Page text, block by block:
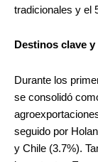
tradicionales y el
Destinos clave
Durante los
se consolidó
seguido por
y Chile (3.7%).